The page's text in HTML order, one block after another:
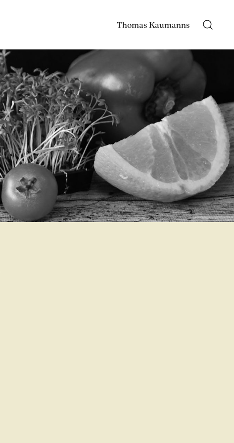
Thomas Kaumanns